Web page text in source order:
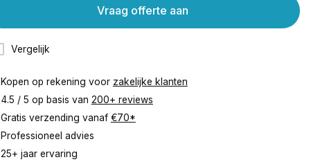
Vergelijk
Vraag offerte aan
Kopen op rekening voor zakelijke klanten
4.5 / 5 op basis van 200+ reviews
Gratis verzending vanaf €70*
Professioneel advies
25+ jaar ervaring